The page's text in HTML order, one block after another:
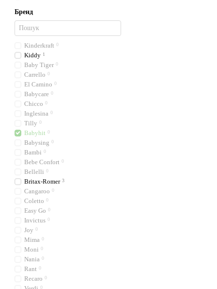
Бренд
Kinderkraft 0
Kiddy 1
Baby Tiger 0
Carrello 0
El Camino 0
Babycare 0
Chicco 0
Inglesina 0
Tilly 0
Babyhit 0
Babysing 0
Bambi 0
Bebe Confort 0
Bellelli 0
Britax-Romer 3
Cangaroo 0
Coletto 0
Easy Go 0
Invictus 0
Joy 0
Mima 0
Moni 0
Nania 0
Rant 0
Recaro 0
0